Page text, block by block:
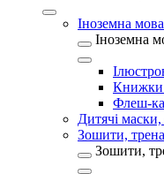
Іноземна мова
Іноземна
Книжки
Флеш-
Дитячі
Зошити,
Зошити,